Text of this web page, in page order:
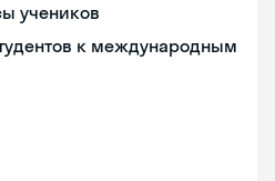
учеников
к международным